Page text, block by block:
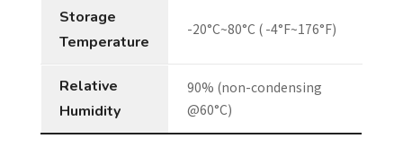
Storage
Temperature
-20°C~80°C ( -4°F~176°F)
Relative
Humidity
90% (non-condensing
@60°C)